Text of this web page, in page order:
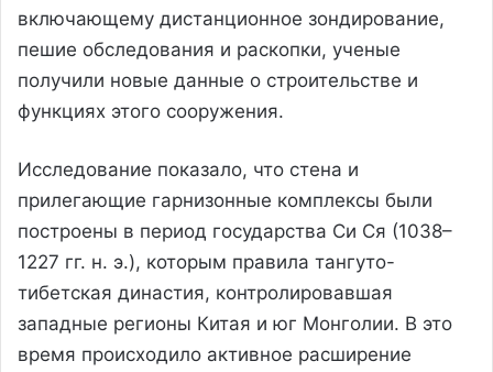
включающему дистанционное зондирование,
пешие обследования и раскопки, ученые
получили новые данные о строительстве и
функциях этого сооружения.
Исследование показало, что стена и
прилегающие гарнизонные комплексы были
построены в период государства Си Ся (1038–
1227 гг. н. э.), которым правила тангуто-
тибетская династия, контролировавшая
западные регионы Китая и юг Монголии. В это
время происходило активное расширение